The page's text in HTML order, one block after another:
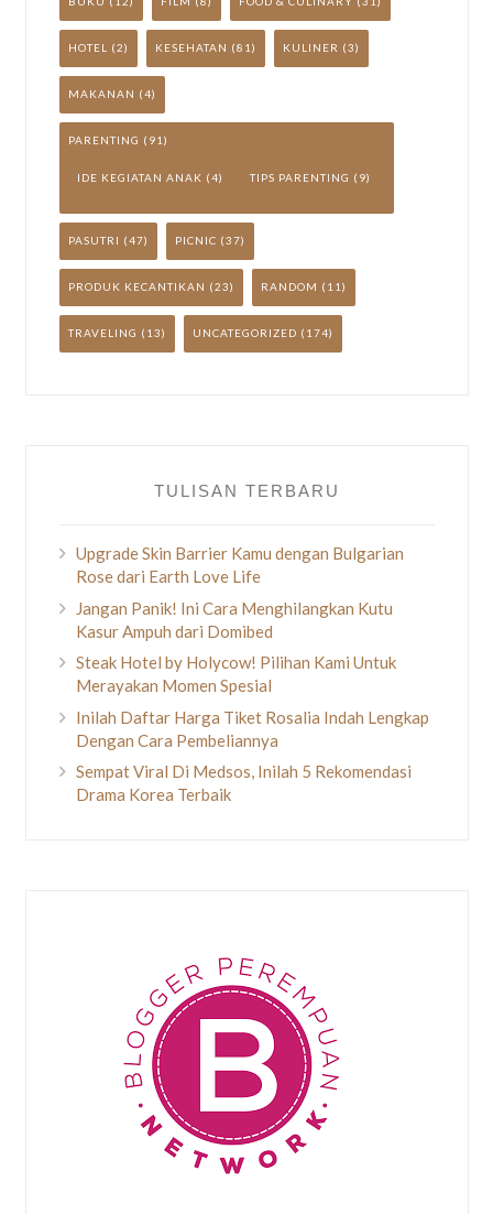
HOTEL (2) KESEHATAN (81) KULINER (3)
MAKANAN (4)
PARENTING (91)
IDE KEGIATAN ANAK (4) TIPS PARENTING (9)
PASUTRI (47) PICNIC (37)
PRODUK KECANTIKAN (23) RANDOM (11)
TRAVELING (13) UNCATEGORIZED (174)
TULISAN TERBARU
Upgrade Skin Barrier Kamu dengan Bulgarian
Rose dari Earth Love Life
Jangan Panik! Ini Cara Menghilangkan Kutu
Kasur Ampuh dari Domibed
Steak Hotel by Holycow! Pilihan Kami Untuk
Merayakan Momen Spesial
Inilah Daftar Harga Tiket Rosalia Indah Lengkap
Dengan Cara Pembeliannya
Sempat Viral Di Medsos, Inilah 5 Rekomendasi
Drama Korea Terbaik